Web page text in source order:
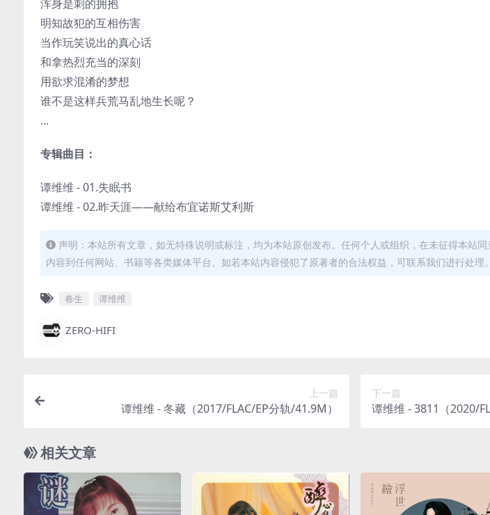
浑身是刺的拥抱
明知故犯的互相伤害
当作玩笑说出的真心话
和拿热烈充当的深刻
用欲求混淆的梦想
谁不是这样兵荒马乱地生长呢？
...
专辑曲目：
谭维维 - 01.失眠书
谭维维 - 02.昨天涯——献给布宜诺斯艾利斯
声明：本站所有文章，如无特殊说明或标注，均为本站原创发布。任何个人或组织，在未征得本站
内容到任何网站、书籍等各类媒体平台。如若本站内容侵犯了原著者的合法权益，可联系我们进行处理。
春生 谭维维
ZERO-HIFI
上一篇
谭维维 - 冬藏（2017/FLAC/EP分轨/41.9M）
下一篇
谭维维 - 3811（2020/
相关文章